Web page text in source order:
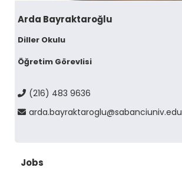
Arda Bayraktaroğlu
Diller Okulu
Öğretim Görevlisi
(216) 483 9636
arda.bayraktaroglu@sabanciuniv.edu
Jobs